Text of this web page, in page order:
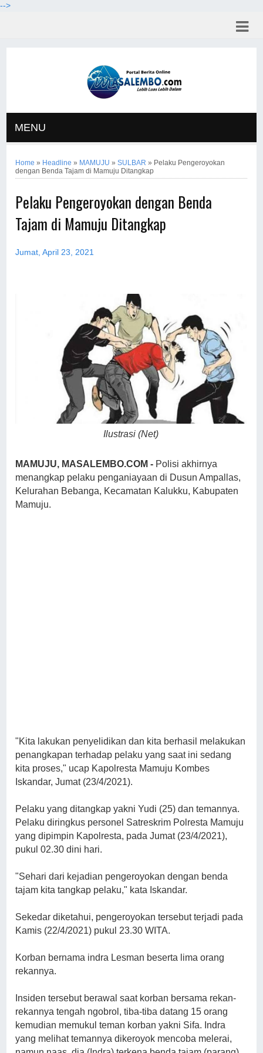
-->
MENU
Home » Headline » MAMUJU »SULBAR » Pelaku Pengeroyokan
dengan Benda Tajam di Mamuju Ditangkap
Pelaku Pengeroyokan dengan Benda
Tajam di Mamuju Ditangkap
Jumat, April 23, 2021
Ilustrasi (Net)
MAMUJU, MASALEMBO.COM - Polisi akhirnya
menangkap pelaku penganiayaan di Dusun Ampallas,
Kelurahan Bebanga, Kecamatan Kalukku, Kabupaten
Mamuju.
"Kita lakukan penyelidikan dan kita berhasil melakukan
penangkapan terhadap pelaku yang saat ini sedang
kita proses," ucap Kapolresta Mamuju Kombes
Iskandar, Jumat (23/4/2021).
Pelaku yang ditangkap yakni Yudi (25) dan temannya.
Pelaku diringkus personel Satreskrim Polresta Mamuju
yang dipimpin Kapolresta, pada Jumat (23/4/2021),
pukul 02.30 dini hari.
"Sehari dari kejadian pengeroyokan dengan benda
tajam kita tangkap pelaku," kata Iskandar.
Sekedar diketahui, pengeroyokan tersebut terjadi pada
Kamis (22/4/2021) pukul 23.30 WITA.
Korban bernama indra Lesman beserta lima orang
rekannya.
Insiden tersebut berawal saat korban bersama rekan-
rekannya tengah ngobrol, tiba-tiba datang 15 orang
kemudian memukul teman korban yakni Sifa. Indra
yang melihat temannya dikeroyok mencoba melerai,